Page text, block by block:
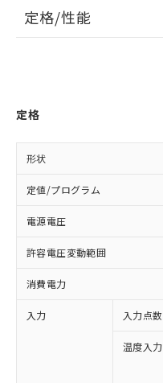
定格/性能
定格
形状
定値/プログラム
電源電圧
許容電圧変動範囲
消費電力
入力 入力点数
温度入力